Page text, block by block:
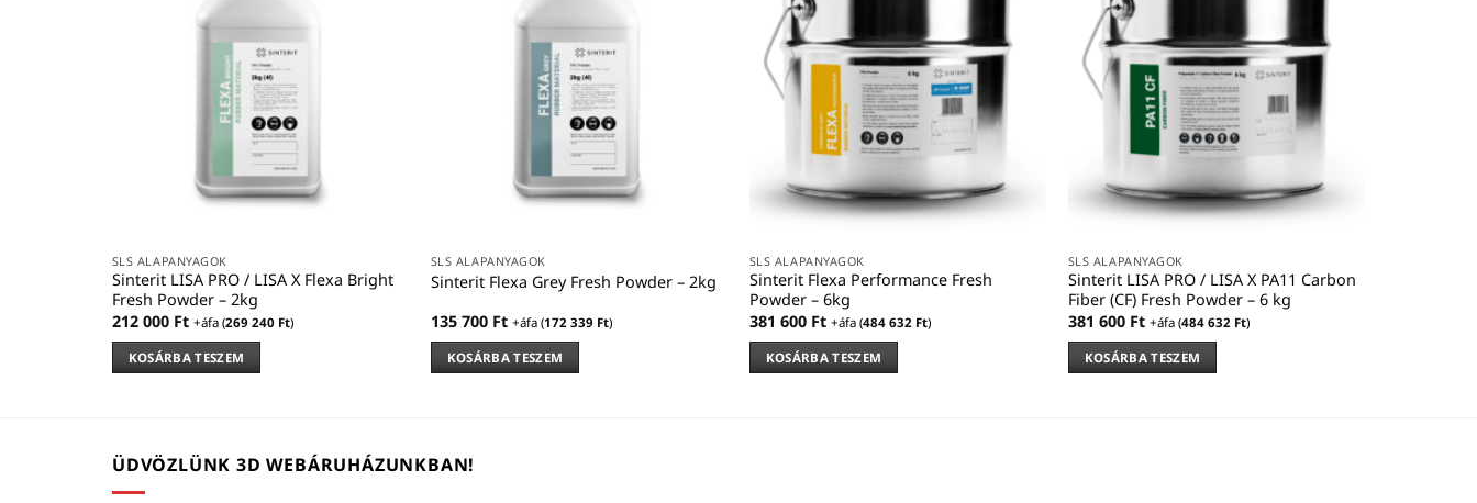
SLS ALAPANYAGOK
Sinterit LISA PRO / LISA X Flexa Bright
Fresh Powder – 2kg
212 000 Ft +áfa (269 240 Ft)
KOSÁRBA TESZEM
SLS ALAPANYAGOK
Sinterit Flexa Grey Fresh Powder – 2kg
135 700 Ft +áfa (172 339 Ft)
KOSÁRBA TESZEM
SLS ALAPANYAGOK
Sinterit Flexa Performance Fresh
Powder – 6kg
381 600 Ft +áfa (484 632 Ft)
KOSÁRBA TESZEM
SLS ALAPANYAGOK
Sinterit LISA PRO / LISA X PA11 Carbon
Fiber (CF) Fresh Powder – 6 kg
381 600 Ft +áfa (484 632 Ft)
KOSÁRBA TESZEM
ÜDVÖZLÜNK 3D WEBÁRUHÁZUNKBAN!